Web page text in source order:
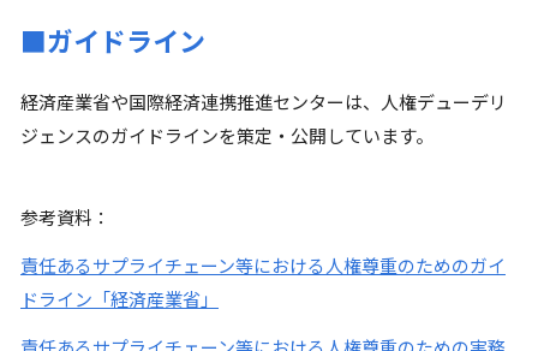
■ガイドライン
経済産業省や国際経済連携推進センターは、人権デューデリ
ジェンスのガイドラインを策定・公開しています。
参考資料：
責任あるサプライチェーン等における人権尊重のためのガイ
ドライン「経済産業省」